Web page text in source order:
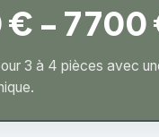
€ - 7 700
3 à 4 pièces avec